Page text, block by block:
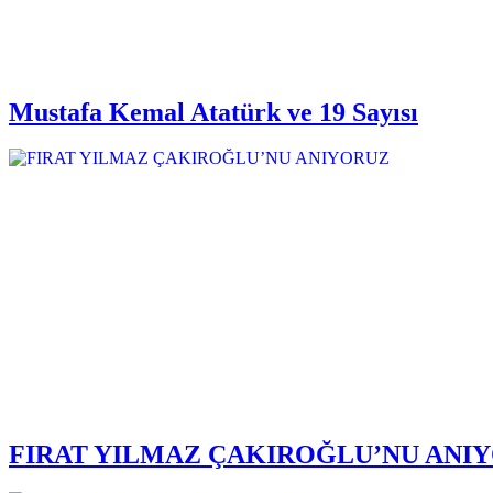
Mustafa Kemal Atatürk ve 19 Sayısı
FIRAT YILMAZ ÇAKIROĞLU’NU